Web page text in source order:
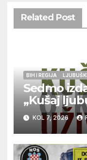
Related Post
BIH I REGIJA LJUBUŠKI
Sedmo
„Kušaj
vrhunska
glazbu
KOL 7, 2026